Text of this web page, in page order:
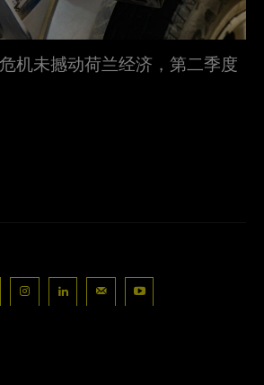
机未撼动荷兰经济，第二季度